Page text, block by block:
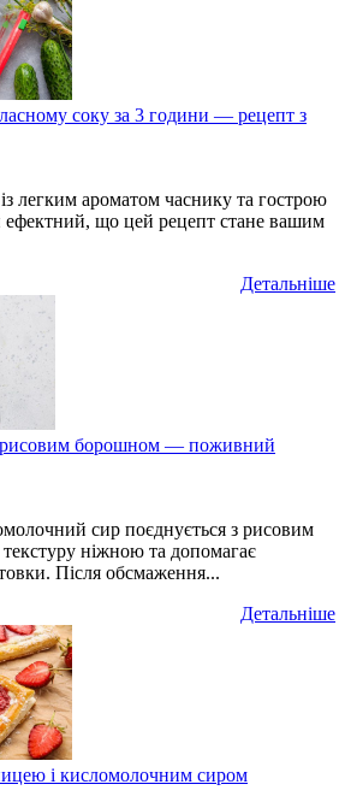
соку за 3 години — рецепт з
легким ароматом часнику та гострою
ефектний, що цей рецепт стане вашим
Детальніше
рисовим борошном — поживний
сир поєднується з рисовим
ніжною та допомагає
Після обсмаження...
Детальніше
і кисломолочним сиром